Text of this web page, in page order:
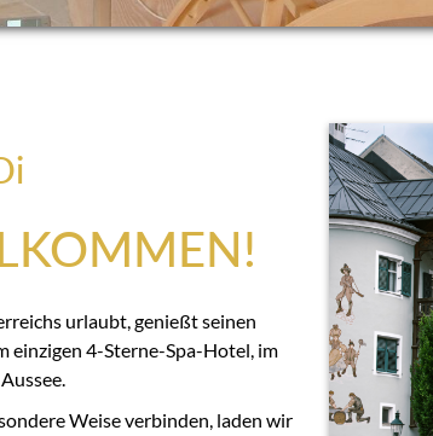
urlaubt, genießt seinen
einzigen 4-Sterne-Spa-Hotel, im
Weise verbinden, laden wir